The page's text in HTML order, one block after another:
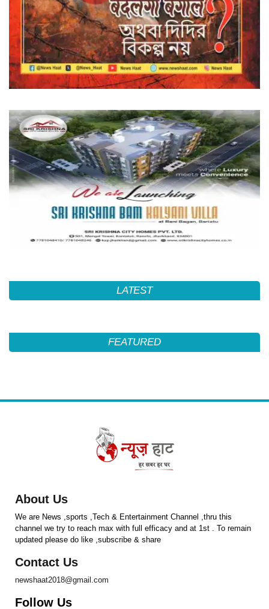
LATEST
FEATURED
About Us
We are News ,sports ,Tech & Entertainment Channel ,thru this
channel we try to reach max with full efficacy and at 1st . To remain
updated please do like ,subscribe & share
Contact Us
newshaat2018@gmail.com
Follow Us